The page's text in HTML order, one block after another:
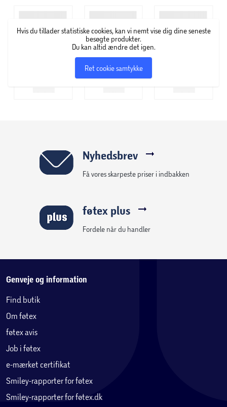
Hvis du tillader statistiske cookies, kan vi nemt vise dig dine seneste
besøgte produkter.
Du kan altid ændre det igen.
Ret cookie samtykke
Nyhedsbrev
Få vores skarpeste priser i indbakken
føtex plus
Fordele når du handler
Genveje og information
Find butik
Om føtex
føtex avis
Job i føtex
e-mærket certifikat
Smiley-rapporter for føtex
Smiley-rapporter for føtex.dk